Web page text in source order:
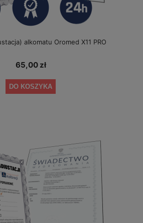
alkomatu Oromed X11 PRO
65,00 zł
DO KOSZYKA